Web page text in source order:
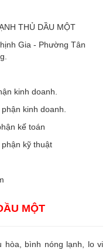
THỦ DẦU MỘT
Gia - Phường Tân
kinh doanh.
kinh doanh.
kế toán
kỹ thuật
MỘT
hòa, bình nóng lạnh, lo vi